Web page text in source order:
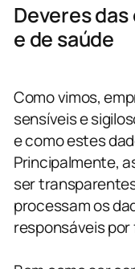
Deveres
e de saúde
Como vimos,
sensíveis e
e como estes
Principalmente,
ser
processam os
responsáveis